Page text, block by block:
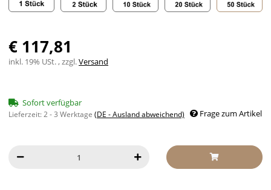
€ 117,81
inkl. 19% USt. , zzgl.Versand
Sofort verfügbar
Lieferzeit:2 - 3 Werktage (DE - Ausland abweichend) Frage zum Artikel